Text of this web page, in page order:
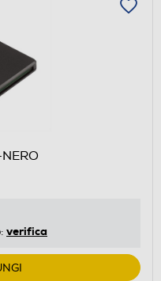
verifica